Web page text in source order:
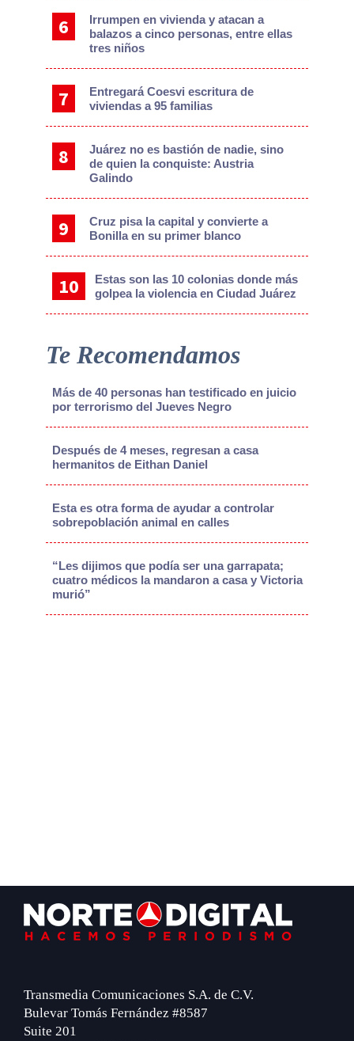
Irrumpen en vivienda y atacan a
balazos a cinco personas, entre ellas
tres niños
Entregará Coesvi escritura de
viviendas a 95 familias
Juárez no es bastión de nadie, sino
de quien la conquiste: Austria
Galindo
Cruz pisa la capital y convierte a
Bonilla en su primer blanco
Estas son las 10 colonias donde más
golpea la violencia en Ciudad Juárez
Te Recomendamos
Más de 40 personas han testificado en juicio
por terrorismo del Jueves Negro
Después de 4 meses, regresan a casa
hermanitos de Eithan Daniel
Esta es otra forma de ayudar a controlar
sobrepoblación animal en calles
“Les dijimos que podía ser una garrapata;
cuatro médicos la mandaron a casa y Victoria
murió”
Footer
Transmedia Comunicaciones S.A. de C.V.
Bulevar Tomás Fernández #8587
Suite 201